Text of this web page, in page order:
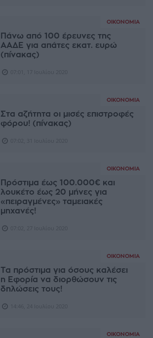
ΟΙΚΟΝΟΜΊΑ
Πάνω από 100 έρευνες της
ΑΑΔΕ για απάτες εκατ. ευρώ
(πίνακας)
ΟΙΚΟΝΟΜΊΑ
Στα αζήτητα οι μισές επιστροφές
φόρου! (πίνακας)
ΟΙΚΟΝΟΜΊΑ
Πρόστιμα έως 100.000€ και
λουκέτο έως 20 μήνες για
«πειραγμένες» ταμειακές
μηχανές!
ΟΙΚΟΝΟΜΊΑ
Τα πρόστιμα για όσους καλέσει
η Εφορία να διορθώσουν τις
δηλώσεις τους!
ΟΙΚΟΝΟΜΊΑ